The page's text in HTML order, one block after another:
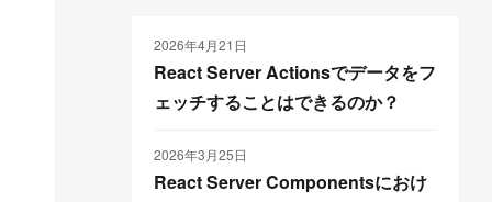
2026年4月21日
React Server Actionsでデータをフ
ェッチすることはできるのか？
2026年3月25日
React Server Componentsにおけ